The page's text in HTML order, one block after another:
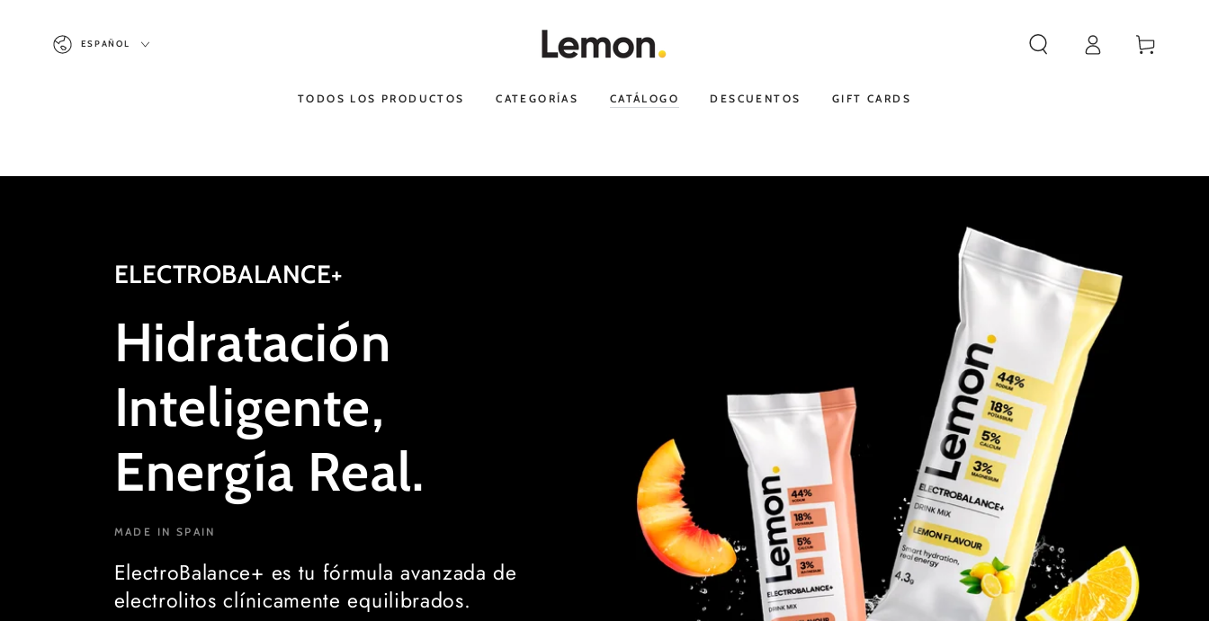
IdiomaESPAÑOL
TODOS LOS PRODUCTOS CATEGORÍAS CATÁLOGO DESCUENTOS GIFT CARDS
Iniciar
Carrito
ELECTROBALANCE+
Hidratación
Inteligente,
Energía Real.
MADE IN SPAIN
ElectroBalance+ es tu fórmula avanzada de
electrolitos clínicamente equilibrados.